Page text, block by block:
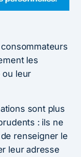
les
ou leur
sont plus
: ils ne
renseigner le
leur adresse